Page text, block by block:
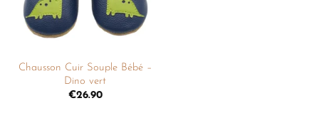
Chausson Cuir Souple Bébé –
Dino vert
€26.90